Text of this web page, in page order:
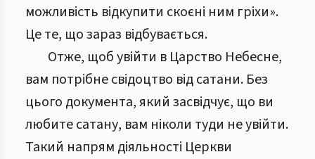
можливість відкупити скоєні ним гріхи».
Це те, що зараз відбувається.
Отже, щоб увійти в Царство Небесне,
вам потрібне свідоцтво від сатани. Без
цього документа, який засвідчує, що ви
любите сатану, вам ніколи туди не увійти.
Такий напрям діяльності Церкви